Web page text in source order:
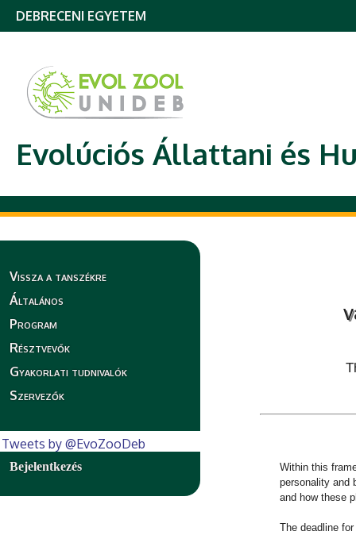
DEBRECENI EGYETEM
Evolúciós Állattani és
Vissza a tanszékre
Általános
Program
Résztvevők
Gyakorlati tudnivalók
Szervezők
Tweets by @EvoZooDeb
Bejelentkezés
Within this
personality and
and how these
The deadline